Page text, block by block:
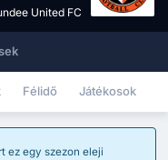
United FC
Félidő Játékosok
ez egy szezon eleji